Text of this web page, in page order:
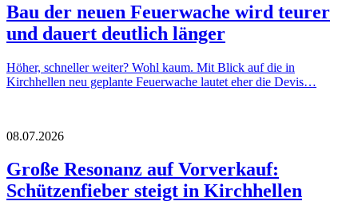
Bau der neuen Feuerwache wird teurer
und dauert deutlich länger
Höher, schneller weiter? Wohl kaum. Mit Blick auf die in
Kirchhellen neu geplante Feuerwache lautet eher die Devis…
08.07.2026
Große Resonanz auf Vorverkauf:
Schützenfieber steigt in Kirchhellen